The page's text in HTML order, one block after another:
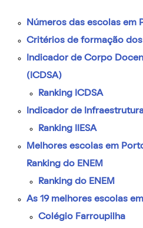
Números das escolas em
Critérios de formação
Indicador de Corpo
(ICDSA)
Ranking ICDSA
Indicador de
Ranking IIESA
Melhores escolas em
Ranking do ENEM
Ranking do ENEM
As 19 melhores escolas
Colégio Farroupilha